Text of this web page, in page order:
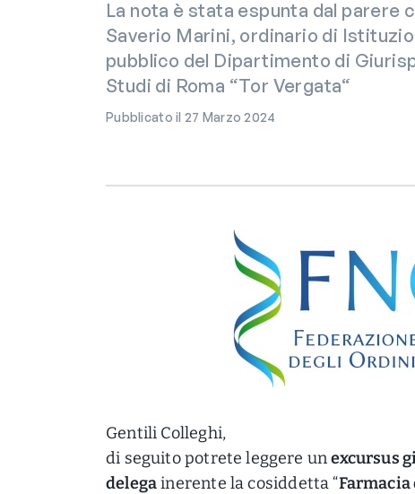
La nota è stata espunta dal parere
Saverio Marini, ordinario di
pubblico del Dipartimento di
Studi di Roma “Tor Vergata“
Pubblicato il 27 Marzo 2024
Gentili Colleghi,
di seguito potrete leggere unexcursus
delegainerente la cosiddetta “